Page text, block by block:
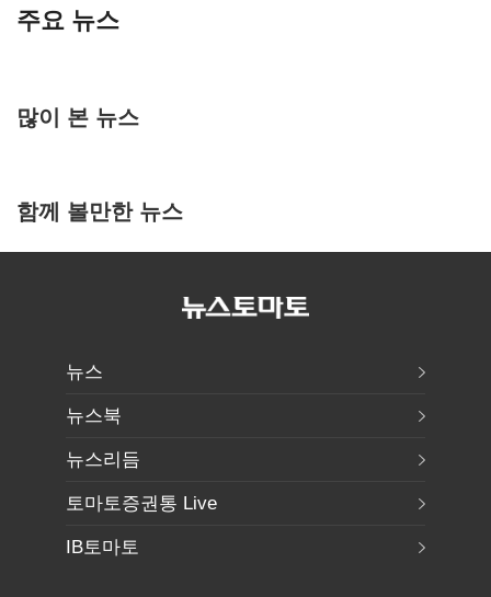
주요 뉴스
많이 본 뉴스
함께 볼만한 뉴스
뉴스
뉴스북
뉴스리듬
토마토증권통 Live
IB토마토